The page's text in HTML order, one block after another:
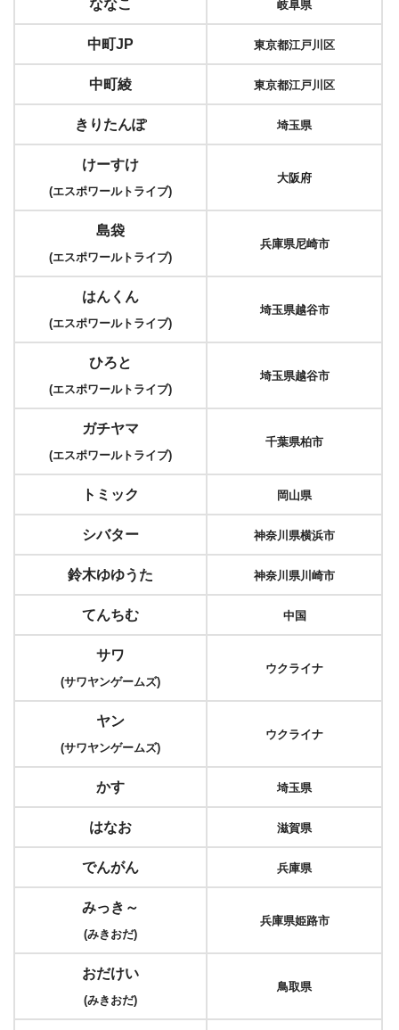
ななこ 岐阜県
中町JP 東京都江戸川区
中町綾 東京都江戸川区
きりたんぽ 埼玉県
けーすけ
(エスポワールトライブ)
大阪府
島袋
(エスポワールトライブ)
兵庫県尼崎市
はんくん
(エスポワールトライブ)
埼玉県越谷市
ひろと
(エスポワールトライブ)
埼玉県越谷市
ガチヤマ
(エスポワールトライブ)
千葉県柏市
トミック 岡山県
シバター 神奈川県横浜市
鈴木ゆゆうた 神奈川県川崎市
てんちむ 中国
サワ
(サワヤンゲームズ)
ウクライナ
ヤン
(サワヤンゲームズ)
ウクライナ
かす 埼玉県
はなお 滋賀県
でんがん 兵庫県
みっき～
(みきおだ)
兵庫県姫路市
おだけい
(みきおだ)
鳥取県